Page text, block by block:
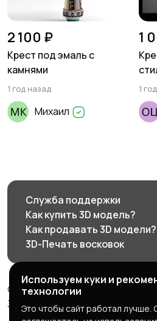
2 100 ₽
Крест под эмаль с
камнями
1 год назад
Михаил
1
1
Служба поддержки
Как купить 3D модель?
Как продавать 3D модели?
3D-Печать восковок
© 2026 3d585.ru - Маркетплейс
3d585.ru
Используем куки и
технологии
Это чтобы сайт работал лучше.